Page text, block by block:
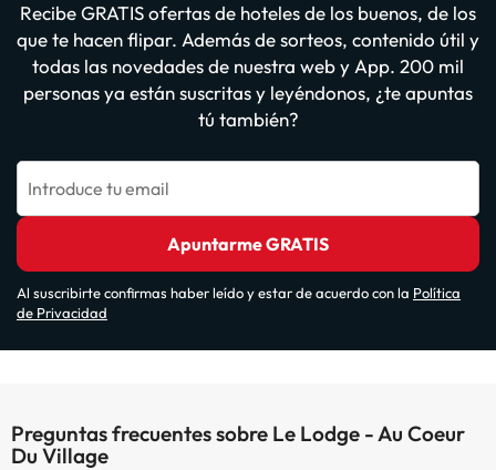
Recibe GRATIS ofertas de hoteles de los buenos, de los
que te hacen flipar. Además de sorteos, contenido útil y
todas las novedades de nuestra web y App. 200 mil
personas ya están suscritas y leyéndonos, ¿te apuntas
tú también?
Introduce tu email
Apuntarme GRATIS
Al suscribirte confirmas haber leído y estar de acuerdo con la Política
de Privacidad
Preguntas frecuentes sobre Le Lodge - Au Coeur
Du Village